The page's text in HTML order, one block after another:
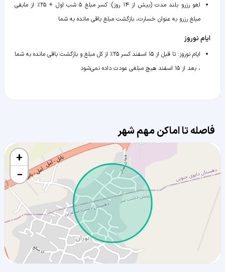
لغو رزرو بلند مدت (بیش از ۱۴ روز)
:
کسر مبلغ ۵ شب اول + ۲۵٪ از مابقی
مبلغ رزرو به عنوان خسارت، بازگشت مبلغ باقی مانده به شما
ایام نوروز
ایام نوروز:
تا قبل از ۱۵ اسفند کسر ۲۵٪ از کل مبلغ و بازگشت باقی مانده به شما
، بعد از ۱۵ اسفند هیچ مبلغی عودت داده نمی‌شود
فاصله تا اماکن مهم شهر
+
−